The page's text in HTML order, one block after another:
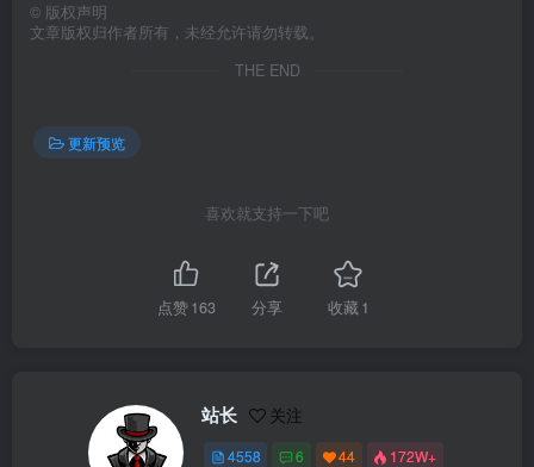
© 版权声明
文章版权归作者所有，未经允许请勿转载。
THE END
更新预览
喜欢就支持一下吧
点赞163 分享 收藏1
站长 关注
4558 6 44 172W+